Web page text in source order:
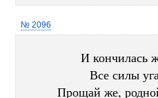
№ 2096
И кончилась
Все силы
Прощай же,